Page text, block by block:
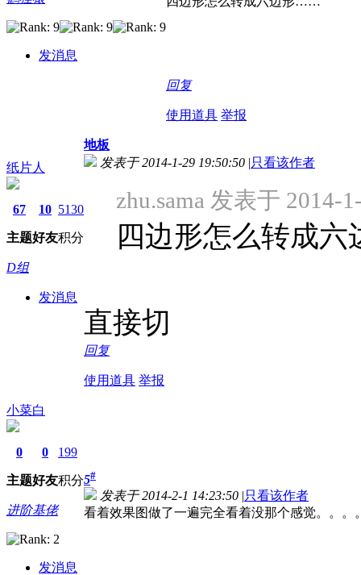
发消息
回复
使用道具 举报
纸片人
67
主题
10
好友
5130
积分
D组
发消息
地板
发表于 2014-1-29 19:50:50 |只看该作者
zhu.sama 发表于 2014-
四边形怎么转成
直接切
回复
使用道具 举报
小菜白
0
主题
0
好友
199
积分
进阶基佬
发消息
5#
发表于 2014-2-1 14:23:50 |只看该作者
看着效果图做了一遍完全看着没那个感觉。。。